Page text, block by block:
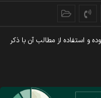
و استفاده از مطالب آن با ذکر